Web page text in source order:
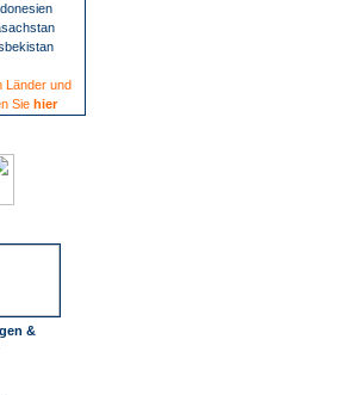
Länder und
Siehier
&